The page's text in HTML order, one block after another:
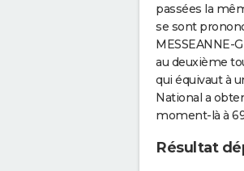
passées la
se sont
MESSEANNE-
au deuxième
qui équivaut à
National a
moment-là à
Résultat